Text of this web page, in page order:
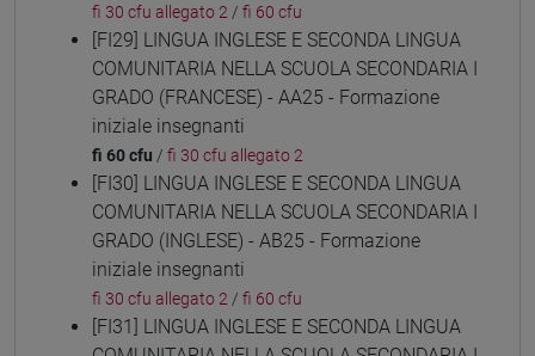
fi 30 cfu allegato 2 / fi 60 cfu
[FI29] LINGUA INGLESE E SECONDA LINGUA
COMUNITARIA NELLA SCUOLA SECONDARIA I
GRADO (FRANCESE) - AA25 - Formazione
iniziale insegnanti
fi 60 cfu / fi 30 cfu allegato 2
[FI30] LINGUA INGLESE E SECONDA LINGUA
COMUNITARIA NELLA SCUOLA SECONDARIA I
GRADO (INGLESE) - AB25 - Formazione
iniziale insegnanti
fi 30 cfu allegato 2 / fi 60 cfu
[FI31] LINGUA INGLESE E SECONDA LINGUA